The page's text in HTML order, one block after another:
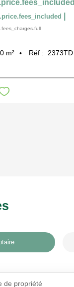
m² Réf : 2373TD